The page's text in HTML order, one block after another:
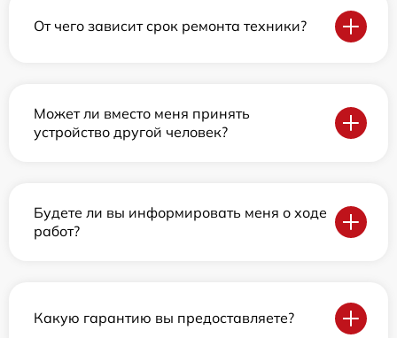
От чего зависит срок ремонта техники?
Может ли вместо меня принять
устройство другой человек?
Будете ли вы информировать меня о ходе
работ?
Какую гарантию вы предоставляете?